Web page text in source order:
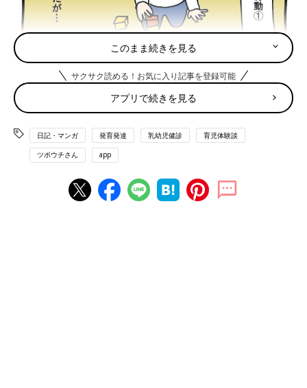
このまま続きを見る
サクサク読める！お気に入り記事を登録可能
アプリで続きを見る
日記・マンガ 発育発達 乳幼児健診 育児体験談
ツボウチさん app